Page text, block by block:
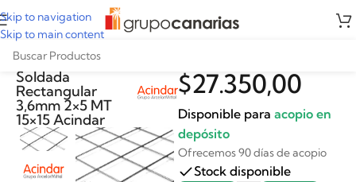
Skip to navigation
Skip to main content
Malla Sima Electro
Soldada
Rectangular
3,6mm 2×5 MT
15×15 Acindar
$27.350,00
Disponible para acopio en
depósito
Ofrecemos 90 días de acopio
Stock disponible